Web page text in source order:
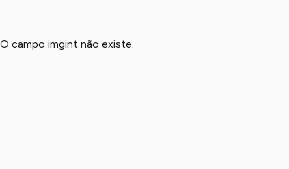
O campo imgint não existe.